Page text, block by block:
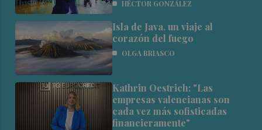
HÉCTOR GONZÁLEZ
Isla de Java, un viaje al
corazón del fuego
OLGA BRIASCO
Kathrin Oestrich: "Las
empresas valencianas son
cada vez más sofisticadas
financieramente"